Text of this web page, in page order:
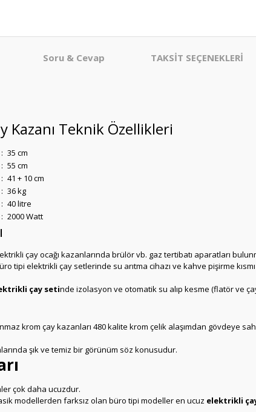
Soru & Cevap TAKSİT SEÇENEKLERİ
Teknik Özellikleri
: 35 cm
: 55 cm
: 41 + 10 cm
: 36 kg
: 40 litre
: 2000 Watt
çay ocağı kazanlarında brülör vb. gaz tertibatı aparatları
tipi elektrikli çay setlerinde su arıtma cihazı ve kahve pişirme
çay setinde izolasyon ve otomatik su alıp kesme (flatör ve
krom çay kazanları 480 kalite krom çelik alaşımdan gövdeye
şık ve temiz bir görünüm söz konusudur.
çok daha ucuzdur.
modellerden farksız olan büro tipi modeller en ucuz elektrikli